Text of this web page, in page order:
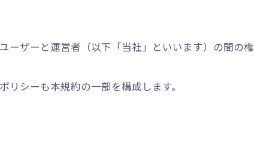
ーザーと運営者（以下「当社」といいます）の間の権
シーも本規約の一部を構成します。